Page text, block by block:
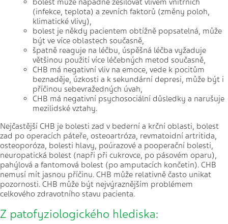
bolest může nápadně zesilovat vlivem vnitřních
(infekce, teplota) a zevních faktorů (změny poloh,
klimatické vlivy),
bolest je někdy pacientem obtížně popsatelná, může
být ve více oblastech současně,
špatně reaguje na léčbu, úspěšná léčba vyžaduje
většinou použití více léčebných metod současně,
CHB má negativní vliv na emoce, vede k pocitům
beznaděje, úzkosti a k sekundární depresi, může být i
příčinou sebevražedných úvah,
CHB má negativní psychosociální důsledky a narušuje
mezilidské vztahy.
Nejčastější CHB je bolesti zad v bederní a krční oblasti, bolest
zad po operacích páteře, osteoartróza, revmatoidní artritida,
osteoporóza, bolesti hlavy, poúrazové a pooperační bolesti,
neuropatická bolest (napři při cukrovce, po pásovém oparu),
pahýlová a fantomová bolest (po amputacích končetin). CHB
nemusí mít jasnou příčinu. CHB může relativně často unikat
pozornosti. CHB může být nejvýraznějším problémem
celkového zdravotního stavu pacienta.
Z patofyziologického hlediska: